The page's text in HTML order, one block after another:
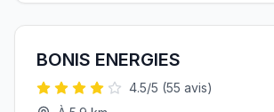
BONIS ENERGIES
4.5/5 (55 avis)